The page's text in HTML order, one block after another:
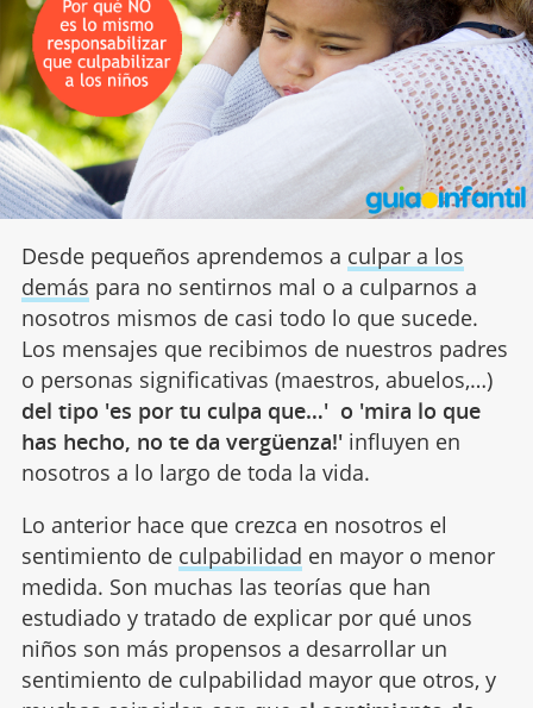
Desde pequeños aprendemos a culpar a los
demás para no sentirnos mal o a culparnos a
nosotros mismos de casi todo lo que sucede.
Los mensajes que recibimos de nuestros padres
o personas significativas (maestros, abuelos,…)
del tipo 'es por tu culpa que…' o 'mira lo que
has hecho, no te da vergüenza!'influyen en
nosotros a lo largo de toda la vida.
Lo anterior hace que crezca en nosotros el
sentimiento de culpabilidad en mayor o menor
medida. Son muchas las teorías que han
estudiado y tratado de explicar por qué unos
niños son más propensos a desarrollar un
sentimiento de culpabilidad mayor que otros, y